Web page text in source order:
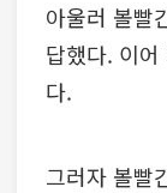
아울러 볼빨
답했다. 이
다.
그러자 볼빨